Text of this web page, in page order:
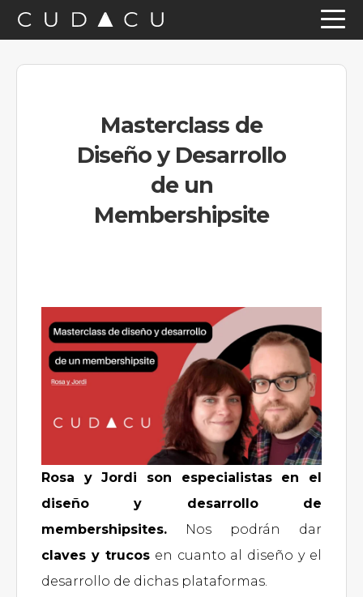
Saltar
a
Saltar
al
contenido
Saltar
a
Masterclass de
Diseño y Desarrollo
de un
Membershipsite
Rosa y Jordi son especialistas en el
diseño y desarrollo de
membershipsites. Nos podrán dar
claves y trucosen cuanto al diseño y el
desarrollo de dichas plataformas.